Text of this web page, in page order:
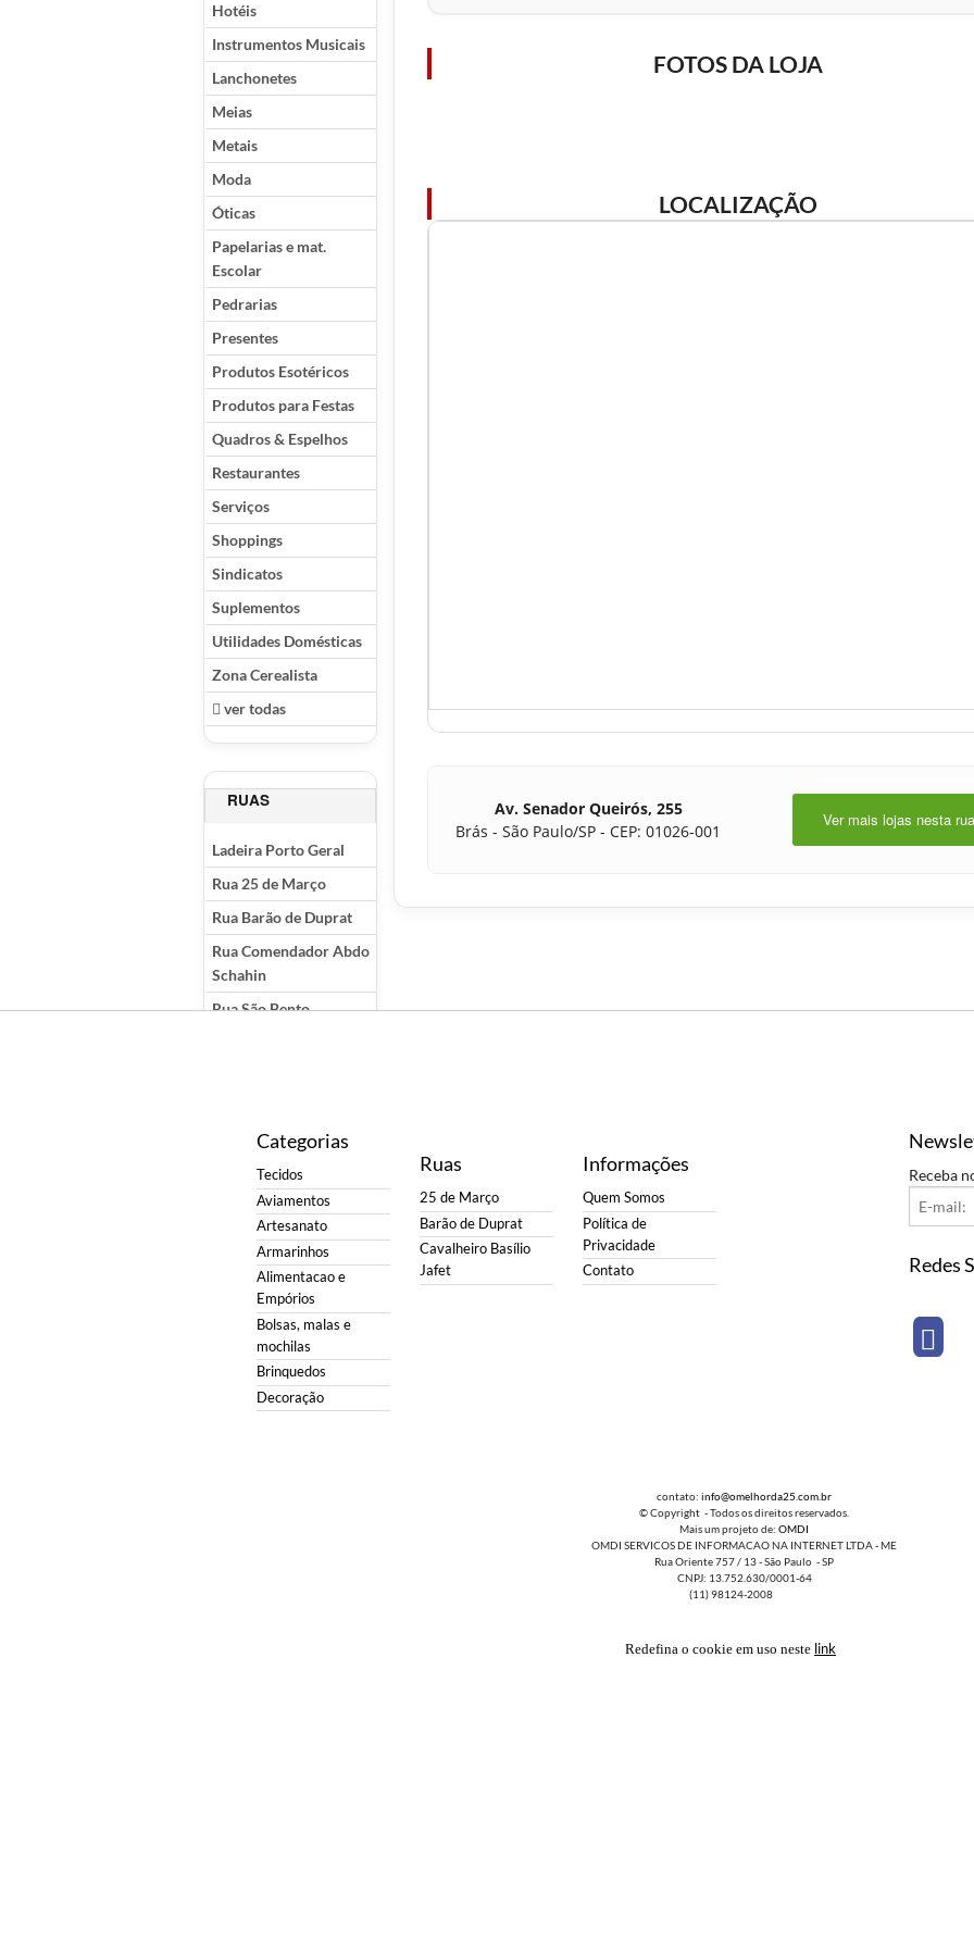
Hotéis
Instrumentos Musicais
Lanchonetes
Meias
Metais
Moda
Óticas
Papelarias e mat.
Escolar
Pedrarias
Presentes
Produtos Esotéricos
Produtos para Festas
Quadros & Espelhos
Restaurantes
Serviços
Shoppings
Sindicatos
Suplementos
Utilidades Domésticas
Zona Cerealista
ver todas
RUAS
Ladeira Porto Geral
Rua 25 de Março
Rua Barão de Duprat
Rua Comendador Abdo
Schahin
Rua São Bento
FOTOS DA LOJA
LOCALIZAÇÃO
Av. Senador Queirós, 255
Brás - São Paulo/SP - CEP: 01026-001
Ver mais lojas nesta rua
Categorias
Tecidos
Aviamentos
Artesanato
Armarinhos
Alimentacao e
Empórios
Bolsas, malas e
mochilas
Brinquedos
Decoração
Ruas
25 de Março
Barão de Duprat
Cavalheiro Basílio
Jafet
Informações
Quem Somos
Política de
Privacidade
Contato
Receba
Redes
contato: info@omelhorda25.com.br
© Copyright - Todos os direitos reservados.
Mais um projeto de: OMDI
OMDI SERVICOS DE INFORMACAO NA INTERNET LTDA - ME
Rua Oriente 757 / 13 - São Paulo - SP
CNPJ: 13.752.630/0001-64
(11) 98124-2008
Redefina o cookie em uso neste link